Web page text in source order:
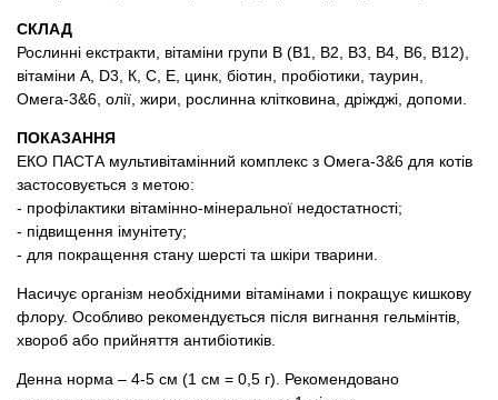
СКЛАД
Рослинні екстракти, вітаміни групи В (В1, В2, В3, В4, В6, В12),
вітаміни А, D3, К, С, Е, цинк, біотин, пробіотики, таурин,
Омега-3&6, олії, жири, рослинна клітковина, дріжджі, допоми.
ПОКАЗАННЯ
ЕКО ПАСТА мультивітамінний комплекс з Омега-3&6 для котів
застосовується з метою:
- профілактики вітамінно-мінеральної недостатності;
- підвищення імунітету;
- для покращення стану шерсті та шкіри тварини.
Насичує організм необхідними вітамінами і покращує кишкову
флору. Особливо рекомендується після вигнання гельмінтів,
хвороб або прийняття антибіотиків.
Денна норма – 4-5 см (1 см = 0,5 г). Рекомендовано